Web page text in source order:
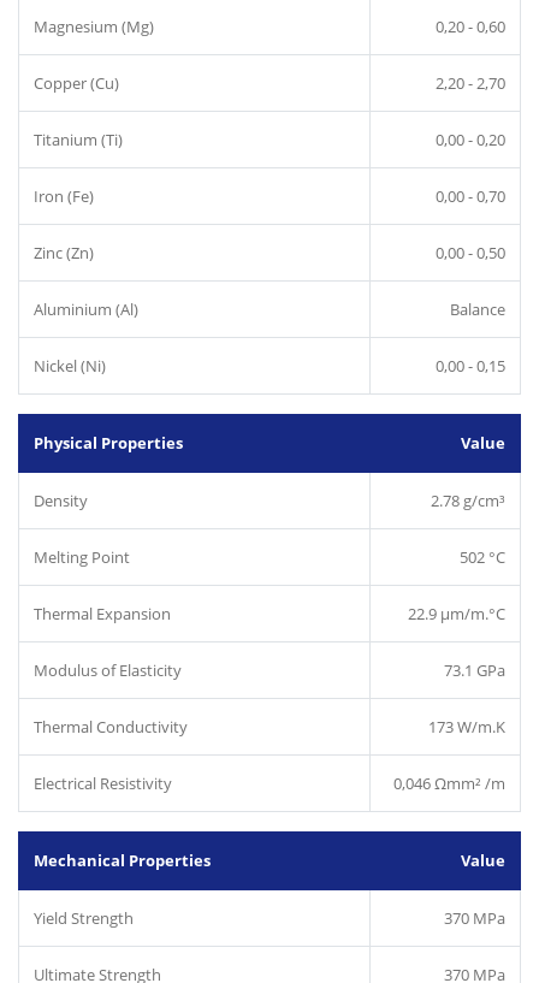
Magnesium (Mg) 0,20 - 0,60
Copper (Cu) 2,20 - 2,70
Titanium (Ti) 0,00 - 0,20
Iron (Fe) 0,00 - 0,70
Zinc (Zn) 0,00 - 0,50
Aluminium (Al) Balance
Nickel (Ni) 0,00 - 0,15
Physical Properties Value
Density 2.78 g/cm³
Melting Point 502 °C
Thermal Expansion 22.9 µm/m.°C
Modulus of Elasticity 73.1 GPa
Thermal Conductivity 173 W/m.K
Electrical Resistivity 0,046 Ωmm² /m
Mechanical Properties Value
Yield Strength 370 MPa
Ultimate Strength 370 MPa